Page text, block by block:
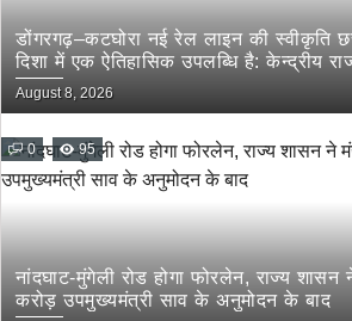
डोंगरगढ़–कटघोरा नई रेल लाइन की स्वीकृति
दिशा में एक ऐतिहासिक उपलब्धि है: केन्द्रीय
August 8, 2026
0 95
नांदघाट-मुंगेली रोड होगा फोरलेन, राज्य
करोड़ उपमुख्यमंत्री साव के अनुमोदन के बाद